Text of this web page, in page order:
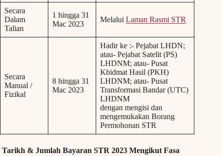
Secara
Dalam
Talian
1 hingga 31
Mac 2023
Melalui Laman Rasmi STR
Secara
Manual /
Fizikal
8 hingga 31
Mac 2023
Hadir ke :- Pejabat LHDN;
atau- Pejabat Satelit (PS)
LHDNM; atau- Pusat
Khidmat Hasil (PKH)
LHDNM; atau- Pusat
Transformasi Bandar (UTC)
LHDNM
dengan mengisi dan
mengemukakan Borang
Permohonan STR
Tarikh & Jumlah Bayaran STR 2023 Mengikut Fasa